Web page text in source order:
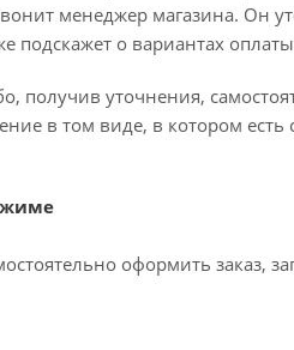
менеджер магазина. Он
подскажет о вариантах
получив уточнения,
в том виде, в котором
оформить заказ,